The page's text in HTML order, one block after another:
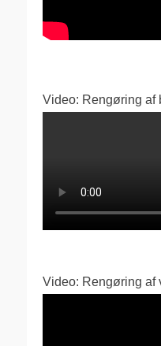
Video: Rengøring af
Video: Rengøring